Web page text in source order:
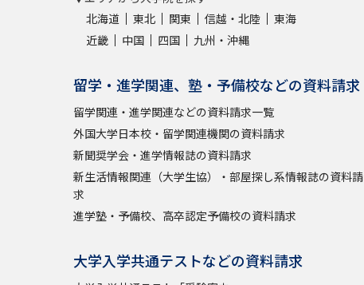
北海道
東北 関東 信越・北陸
東海
近畿
中国 四国 九州・沖縄
留学・進学関連、塾・予備校などの資料請求
留学関連・進学関連などの資料請求一覧
外国大学日本校・留学関連機関の資料請求
新聞奨学会・進学情報誌の資料請求
新生活情報関連（大学生協）・部屋探し系情報誌の資料請
求
進学塾・予備校、高卒認定予備校の資料請求
大学入学共通テストなどの資料請求